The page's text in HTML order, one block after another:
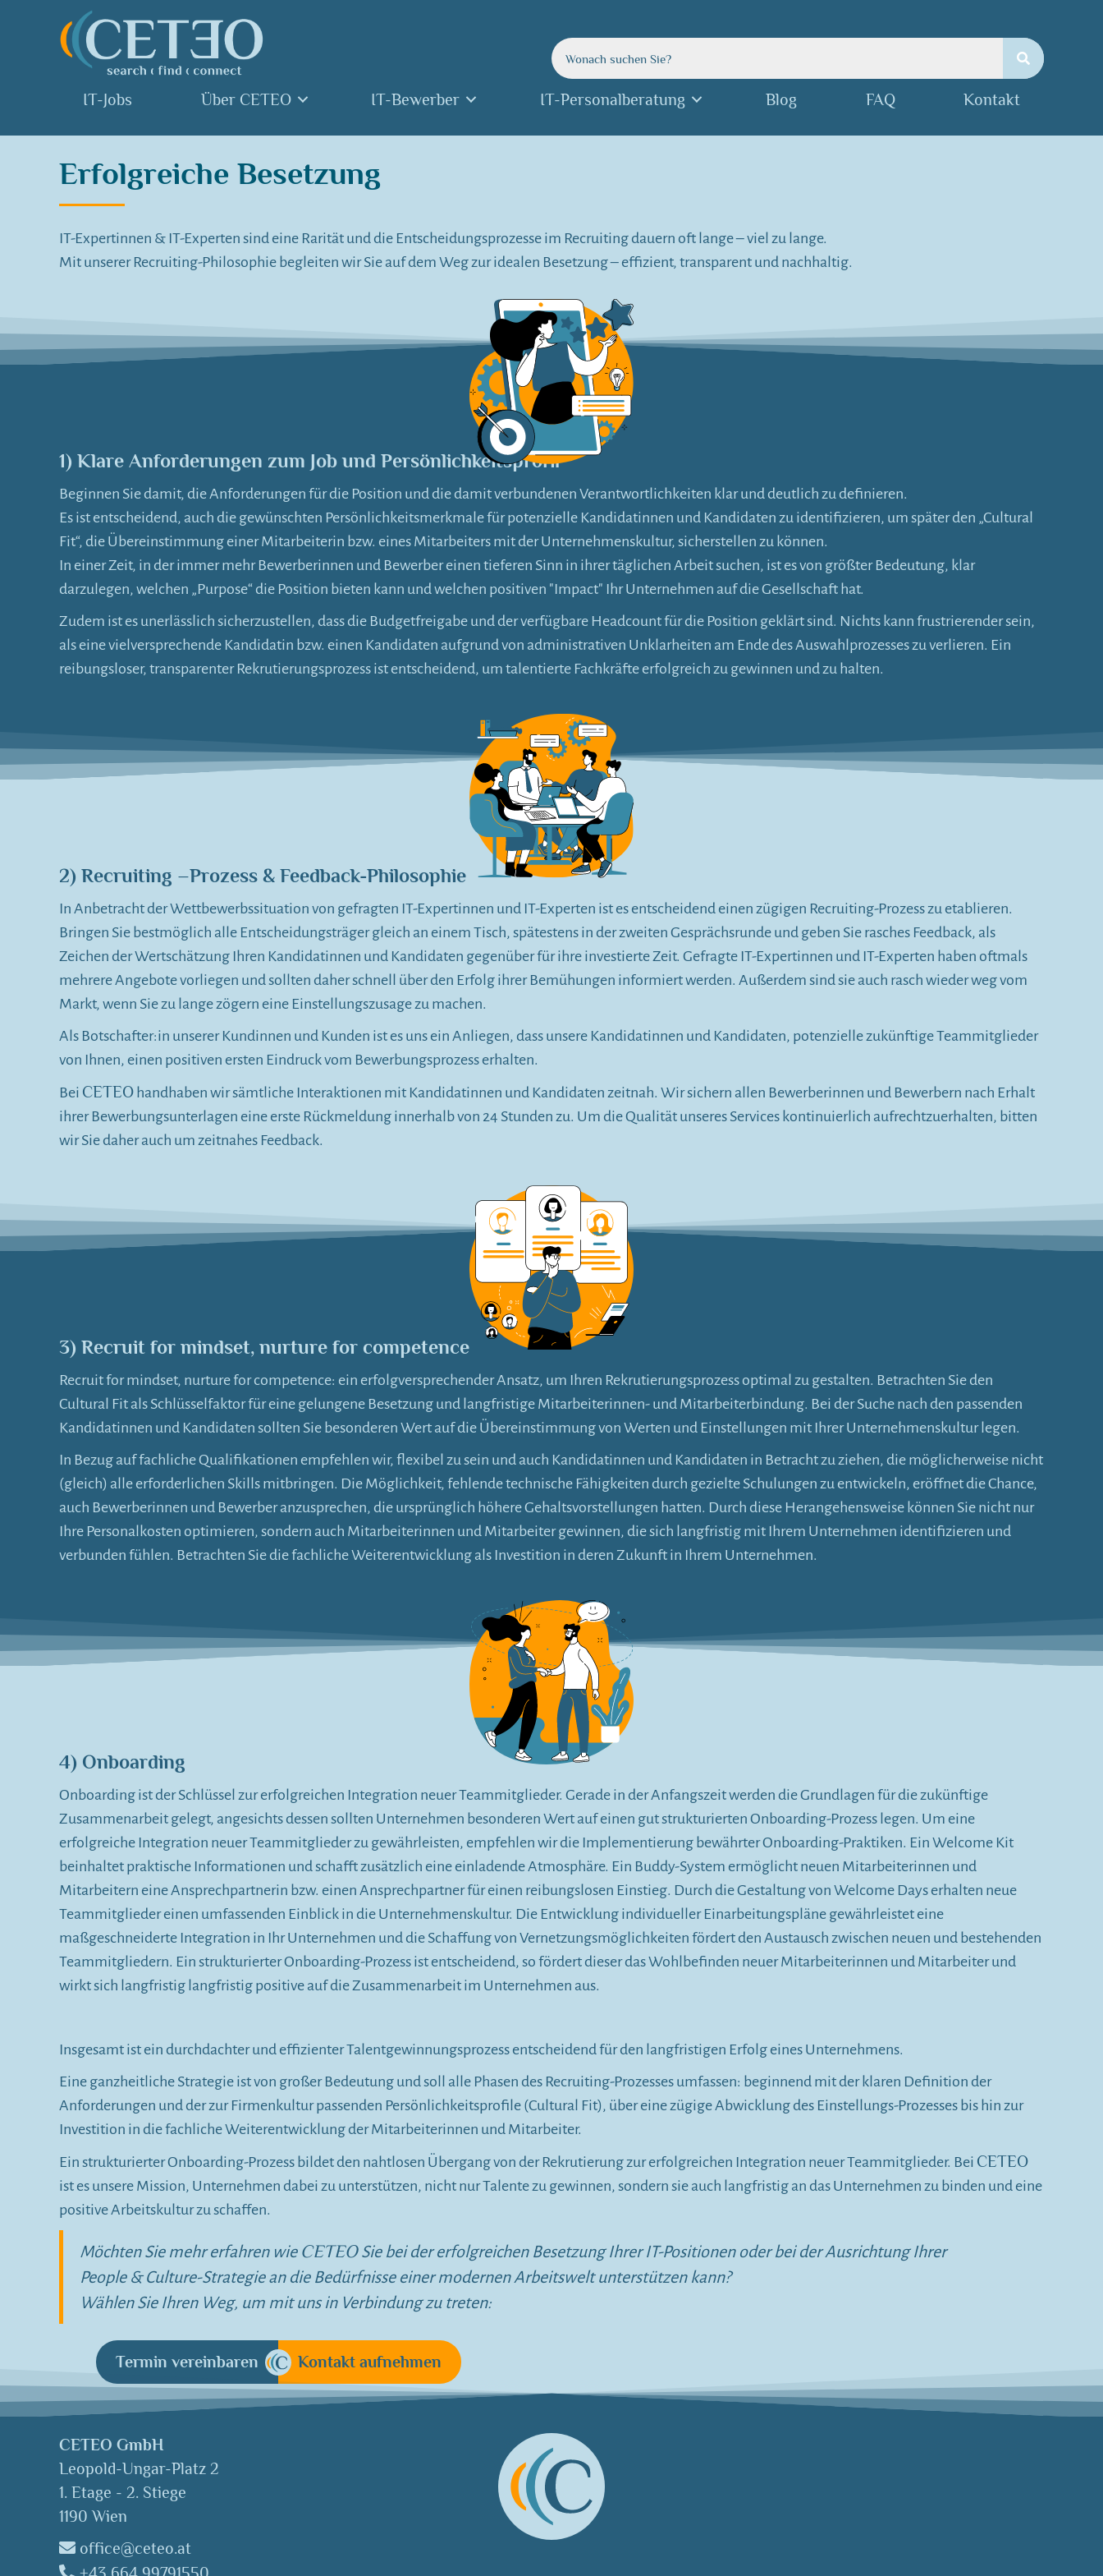
IT-Jobs Über CETEO IT-Bewerber IT-Personalberatung Blog FAQ Kontakt
Erfolgreiche Besetzung
IT-Expertinnen & IT-Experten sind eine Rarität und die Entscheidungsprozesse im Recruiting dauern oft lange – viel zu lange.
Mit unserer Recruiting-Philosophie begleiten wir Sie auf dem Weg zur idealen Besetzung – effizient, transparent und nachhaltig.
1) Klare Anforderungen zum Job und Persönlichkeitsprofil
Beginnen Sie damit, die Anforderungen für die Position und die damit verbundenen Verantwortlichkeiten klar und deutlich zu definieren.
Es ist entscheidend, auch die gewünschten Persönlichkeitsmerkmale für potenzielle Kandidatinnen und Kandidaten zu identifizieren, um später den „Cultural
Fit“, die Übereinstimmung einer Mitarbeiterin bzw. eines Mitarbeiters mit der Unternehmenskultur, sicherstellen zu können.
In einer Zeit, in der immer mehr Bewerberinnen und Bewerber einen tieferen Sinn in ihrer täglichen Arbeit suchen, ist es von größter Bedeutung, klar
darzulegen, welchen „Purpose“ die Position bieten kann und welchen positiven "Impact" Ihr Unternehmen auf die Gesellschaft hat.
Zudem ist es unerlässlich sicherzustellen, dass die Budgetfreigabe und der verfügbare Headcount für die Position geklärt sind. Nichts kann frustrierender sein,
als eine vielversprechende Kandidatin bzw. einen Kandidaten aufgrund von administrativen Unklarheiten am Ende des Auswahlprozesses zu verlieren. Ein
reibungsloser, transparenter Rekrutierungsprozess ist entscheidend, um talentierte Fachkräfte erfolgreich zu gewinnen und zu halten.
2) Recruiting –Prozess & Feedback-Philosophie
In Anbetracht der Wettbewerbssituation von gefragten IT-Expertinnen und IT-Experten ist es entscheidend einen zügigen Recruiting-Prozess zu etablieren.
Bringen Sie bestmöglich alle Entscheidungsträger gleich an einem Tisch, spätestens in der zweiten Gesprächsrunde und geben Sie rasches Feedback, als
Zeichen der Wertschätzung Ihren Kandidatinnen und Kandidaten gegenüber für ihre investierte Zeit. Gefragte IT-Expertinnen und IT-Experten haben oftmals
mehrere Angebote vorliegen und sollten daher schnell über den Erfolg ihrer Bemühungen informiert werden. Außerdem sind sie auch rasch wieder weg vom
Markt, wenn Sie zu lange zögern eine Einstellungszusage zu machen.
Als Botschafter:in unserer Kundinnen und Kunden ist es uns ein Anliegen, dass unsere Kandidatinnen und Kandidaten, potenzielle zukünftige Teammitglieder
von Ihnen, einen positiven ersten Eindruck vom Bewerbungsprozess erhalten.
Bei CETEO handhaben wir sämtliche Interaktionen mit Kandidatinnen und Kandidaten zeitnah. Wir sichern allen Bewerberinnen und Bewerbern nach Erhalt
ihrer Bewerbungsunterlagen eine erste Rückmeldung innerhalb von 24 Stunden zu. Um die Qualität unseres Services kontinuierlich aufrechtzuerhalten, bitten
wir Sie daher auch um zeitnahes Feedback.
3) Recruit for mindset, nurture for competence
Recruit for mindset, nurture for competence: ein erfolgversprechender Ansatz, um Ihren Rekrutierungsprozess optimal zu gestalten. Betrachten Sie den
Cultural Fit als Schlüsselfaktor für eine gelungene Besetzung und langfristige Mitarbeiterinnen- und Mitarbeiterbindung. Bei der Suche nach den passenden
Kandidatinnen und Kandidaten sollten Sie besonderen Wert auf die Übereinstimmung von Werten und Einstellungen mit Ihrer Unternehmenskultur legen.
In Bezug auf fachliche Qualifikationen empfehlen wir, flexibel zu sein und auch Kandidatinnen und Kandidaten in Betracht zu ziehen, die möglicherweise nicht
(gleich) alle erforderlichen Skills mitbringen. Die Möglichkeit, fehlende technische Fähigkeiten durch gezielte Schulungen zu entwickeln, eröffnet die Chance,
auch Bewerberinnen und Bewerber anzusprechen, die ursprünglich höhere Gehaltsvorstellungen hatten. Durch diese Herangehensweise können Sie nicht nur
Ihre Personalkosten optimieren, sondern auch Mitarbeiterinnen und Mitarbeiter gewinnen, die sich langfristig mit Ihrem Unternehmen identifizieren und
verbunden fühlen. Betrachten Sie die fachliche Weiterentwicklung als Investition in deren Zukunft in Ihrem Unternehmen.
4) Onboarding
Onboarding ist der Schlüssel zur erfolgreichen Integration neuer Teammitglieder. Gerade in der Anfangszeit werden die Grundlagen für die zukünftige
Zusammenarbeit gelegt, angesichts dessen sollten Unternehmen besonderen Wert auf einen gut strukturierten Onboarding-Prozess legen. Um eine
erfolgreiche Integration neuer Teammitglieder zu gewährleisten, empfehlen wir die Implementierung bewährter Onboarding-Praktiken. Ein Welcome Kit
beinhaltet praktische Informationen und schafft zusätzlich eine einladende Atmosphäre. Ein Buddy-System ermöglicht neuen Mitarbeiterinnen und
Mitarbeitern eine Ansprechpartnerin bzw. einen Ansprechpartner für einen reibungslosen Einstieg. Durch die Gestaltung von Welcome Days erhalten neue
Teammitglieder einen umfassenden Einblick in die Unternehmenskultur. Die Entwicklung individueller Einarbeitungspläne gewährleistet eine
maßgeschneiderte Integration in Ihr Unternehmen und die Schaffung von Vernetzungsmöglichkeiten fördert den Austausch zwischen neuen und bestehenden
Teammitgliedern. Ein strukturierter Onboarding-Prozess ist entscheidend, so fördert dieser das Wohlbefinden neuer Mitarbeiterinnen und Mitarbeiter und
wirkt sich langfristig langfristig positive auf die Zusammenarbeit im Unternehmen aus.
Insgesamt ist ein durchdachter und effizienter Talentgewinnungsprozess entscheidend für den langfristigen Erfolg eines Unternehmens.
Eine ganzheitliche Strategie ist von großer Bedeutung und soll alle Phasen des Recruiting-Prozesses umfassen: beginnend mit der klaren Definition der
Anforderungen und der zur Firmenkultur passenden Persönlichkeitsprofile (Cultural Fit), über eine zügige Abwicklung des Einstellungs-Prozesses bis hin zur
Investition in die fachliche Weiterentwicklung der Mitarbeiterinnen und Mitarbeiter.
Ein strukturierter Onboarding-Prozess bildet den nahtlosen Übergang von der Rekrutierung zur erfolgreichen Integration neuer Teammitglieder. Bei CETEO
ist es unsere Mission, Unternehmen dabei zu unterstützen, nicht nur Talente zu gewinnen, sondern sie auch langfristig an das Unternehmen zu binden und eine
positive Arbeitskultur zu schaffen.
Möchten Sie mehr erfahren wie CETEOSie bei der erfolgreichen Besetzung Ihrer IT-Positionen oder bei der Ausrichtung Ihrer
People & Culture-Strategie an die Bedürfnisse einer modernen Arbeitswelt unterstützen kann?
Wählen Sie Ihren Weg, um mit uns in Verbindung zu treten:
Termin vereinbaren Kontakt aufnehmen
CETEO GmbH
Leopold-Ungar-Platz 2
1. Etage - 2. Stiege
1190 Wien
office@ceteo.at